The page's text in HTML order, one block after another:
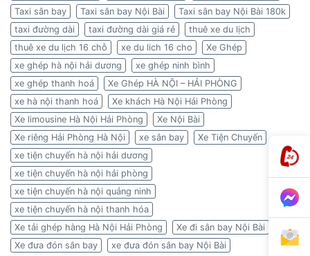
Taxi sân bay
Taxi sân bay Nội Bài
Taxi sân bay Nội Bài 180k
taxi đường dài
taxi đường dài giá rẻ
thuê xe du lịch
thuê xe du lịch 16 chỗ
xe du lich 16 cho
Xe Ghép
xe ghép hà nội hải dương
xe ghép ninh bình
xe ghép thanh hoá
Xe Ghép HÀ NỘI – HẢI PHÒNG
xe hà nội thanh hoá
Xe khách Hà Nội Hải Phòng
Xe limousine Hà Nội Hải Phòng
Xe Nội Bài
Xe riêng Hải Phòng Hà Nội
xe sân bay
Xe Tiện Chuyến
xe tiện chuyến hà nội hải dương
xe tiện chuyến hà nội hải phòng
xe tiện chuyến hà nội quảng ninh
xe tiện chuyến hà nội thanh hóa
Xe tải ghép hàng Hà Nội Hải Phòng
Xe đi sân bay Nội Bài
Xe đưa đón sân bay
xe đưa đón sân bay Nội Bài